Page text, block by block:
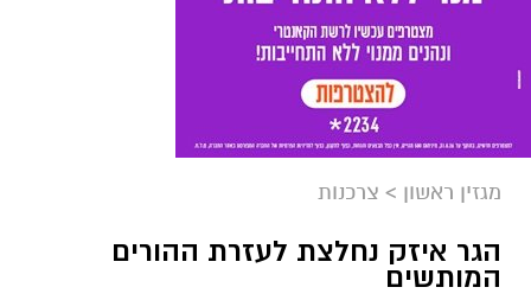
מגזין ראשון > צרכנות
הגר איזק נחלצת לעזרת ההורים
המותשים